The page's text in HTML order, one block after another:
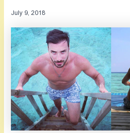
July 9, 2018